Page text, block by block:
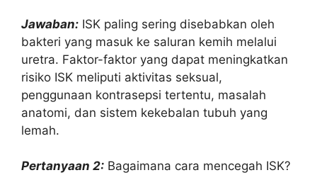
Jawaban: ISK paling sering disebabkan oleh
bakteri yang masuk ke saluran kemih melalui
uretra. Faktor-faktor yang dapat meningkatkan
risiko ISK meliputi aktivitas seksual,
penggunaan kontrasepsi tertentu, masalah
anatomi, dan sistem kekebalan tubuh yang
lemah.
Pertanyaan 2: Bagaimana cara mencegah ISK?